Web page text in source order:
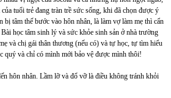
tuổi trẻ đang tràn trề sức sống, khi đã chọn được ý
bị tâm thế bước vào hôn nhân, là làm vợ làm mẹ thì cẩn
học tâm sinh lý và sức khỏe sinh sản ở nhà trường
và chị gái thân thương (nếu có) và tự học, tự tìm hiểu
quý và chỉ có mình mới bảo vệ được mình thôi!
hôn nhân. Lầm lỡ và đổ vỡ là điều không tránh khỏi